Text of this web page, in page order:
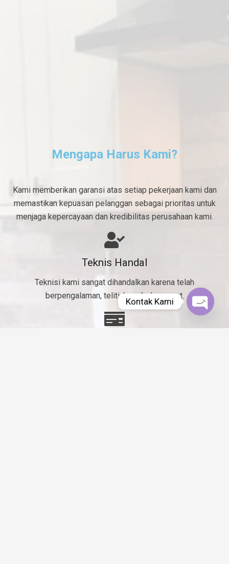
Mengapa Harus Kami?
Kami memberikan garansi atas setiap pekerjaan kami dan
memastikan kepuasan pelanggan sebagai prioritas untuk
menjaga kepercayaan dan kredibilitas perusahaan kami.
Teknis Handal
Teknisi kami sangat dihandalkan karena telah
berpengalaman, teliti, bersih dan cepat.
Kontak Kami